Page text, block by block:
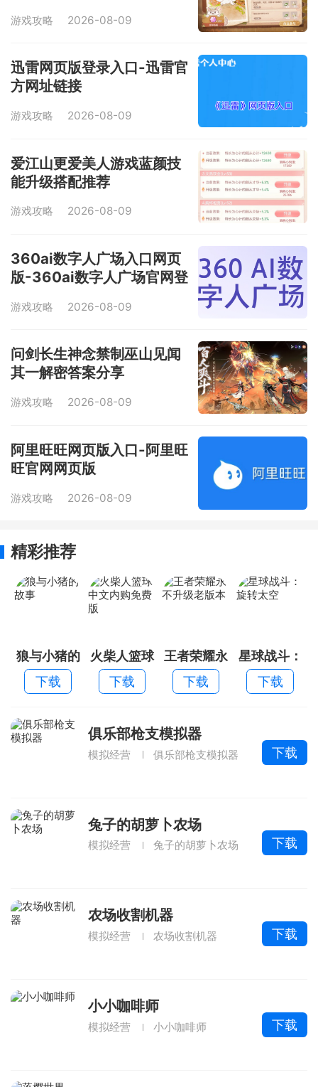
游戏攻略 2026-08-09
迅雷网页版登录入口-迅雷官
方网址链接
游戏攻略 2026-08-09
爱江山更爱美人游戏蓝颜技
能升级搭配推荐
游戏攻略 2026-08-09
360ai数字人广场入口网页
版-360ai数字人广场官网登
游戏攻略 2026-08-09
问剑长生神念禁制巫山见闻
其一解密答案分享
游戏攻略 2026-08-09
阿里旺旺网页版入口-阿里旺
旺官网网页版
游戏攻略 2026-08-09
精彩推荐
狼与小猪的
故事
下载
火柴人篮球
中文内购免
费版
下载
王者荣耀永
不升级老版
本
下载
星球战斗：
旋转太空
下载
俱乐部枪支模拟器
模拟经营 俱乐部枪支模拟器 下载
兔子的胡萝卜农场
模拟经营 兔子的胡萝卜农场 下载
农场收割机器
模拟经营 农场收割机器 下载
小小咖啡师
模拟经营 小小咖啡师 下载